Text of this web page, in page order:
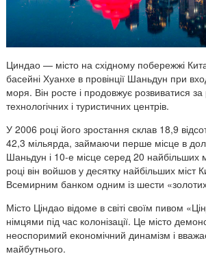
в
і
з
Ц
и
н
д
а
о
Циндао — місто на східному побережжі
басейні Хуанхе в провінції Шаньдун при
моря. Він росте і продовжує розвиватися за
технологічних і туристичних центрів.
У 2006 році його зростання склав 18,9
42,3 мільярда, займаючи перше місце в
Шаньдун і 10-е місце серед 20 найбільших
році він войшов у десятку найбільших міст
Всемирним банком одним із шести
Місто Ціндао відоме в світі своїм пивом
німцями під час колонізації. Це місто
неоспоримий економічний динамізм і
майбутнього.